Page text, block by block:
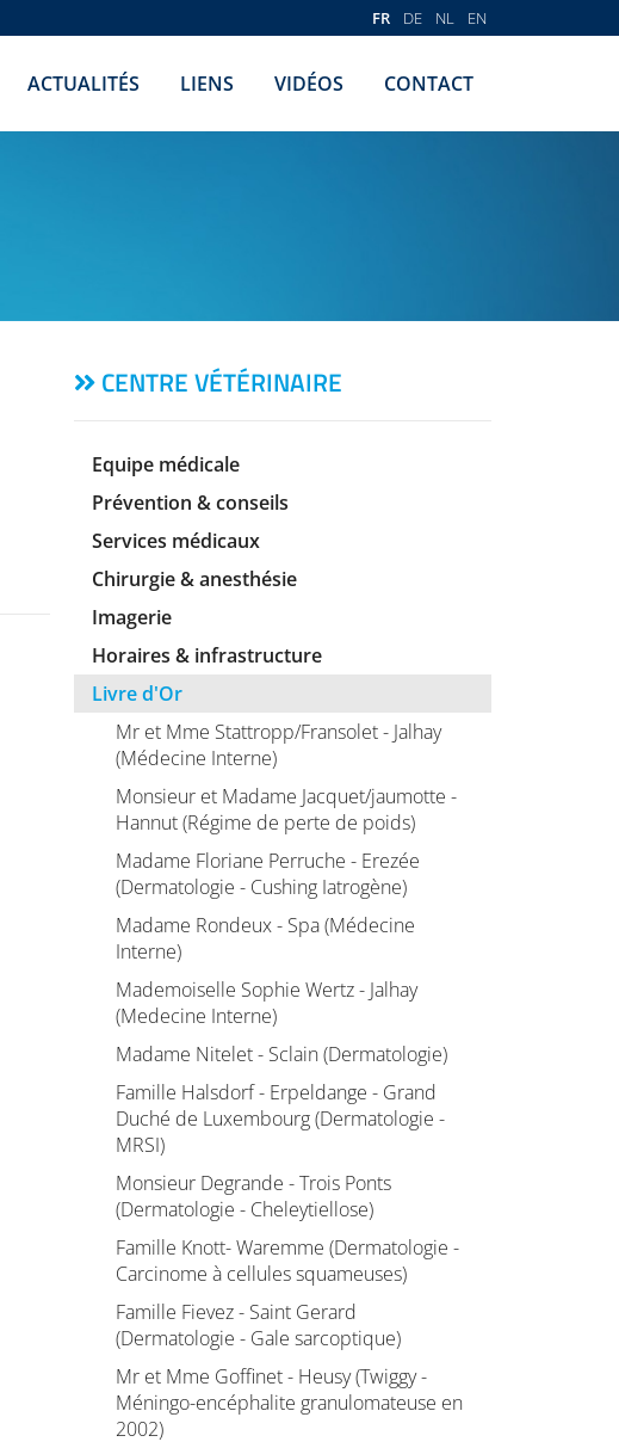
FR DE NL EN
ACTUALITÉS LIENS VIDÉOS CONTACT
CENTRE VÉTÉRINAIRE
Equipe médicale
Prévention & conseils
Services médicaux
Chirurgie & anesthésie
Imagerie
Horaires & infrastructure
Livre d'Or
Mr et Mme Stattropp/Fransolet - Jalhay
(Médecine Interne)
Monsieur et Madame Jacquet/jaumotte -
Hannut (Régime de perte de poids)
Madame Floriane Perruche - Erezée
(Dermatologie - Cushing Iatrogène)
Madame Rondeux - Spa (Médecine
Interne)
Mademoiselle Sophie Wertz - Jalhay
(Medecine Interne)
Madame Nitelet - Sclain (Dermatologie)
Famille Halsdorf - Erpeldange - Grand
Duché de Luxembourg (Dermatologie -
MRSI)
Monsieur Degrande - Trois Ponts
(Dermatologie - Cheleytiellose)
Famille Knott- Waremme (Dermatologie -
Carcinome à cellules squameuses)
Famille Fievez - Saint Gerard
(Dermatologie - Gale sarcoptique)
Mr et Mme Goffinet - Heusy (Twiggy -
Méningo-encéphalite granulomateuse en
2002)